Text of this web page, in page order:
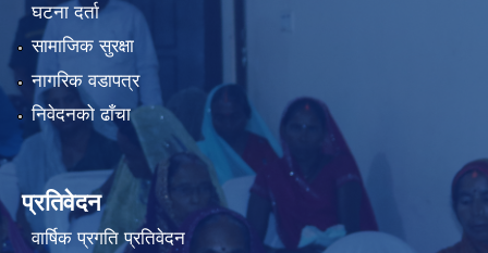
घटना दर्ता
सामाजिक सुरक्षा
नागरिक वडापत्र
निवेदनको ढाँचा
प्रतिवेदन
वार्षिक प्रगति प्रतिवेदन